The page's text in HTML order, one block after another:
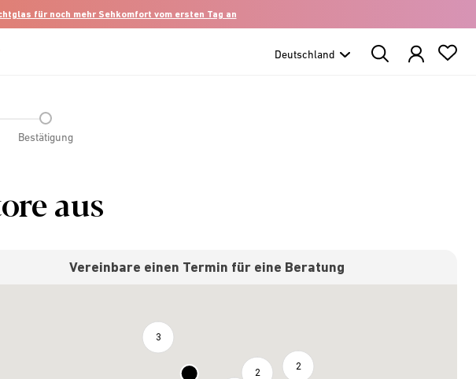
für noch mehr Sehkomfort vom ersten Tag an
Search
Products
Bestätigung
aus
Vereinbare einen Termin für eine Beratung
2
2
3